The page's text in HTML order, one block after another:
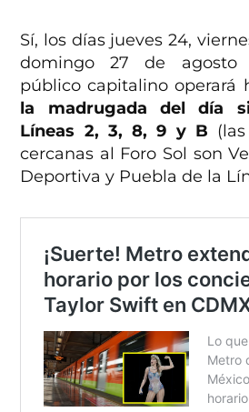
Sí, los días jueves 24,
domingo 27 de agosto
público capitalino operará
la madrugada del día
Líneas 2, 3, 8, 9 y B
cercanas al Foro Sol son
Deportiva y Puebla de la